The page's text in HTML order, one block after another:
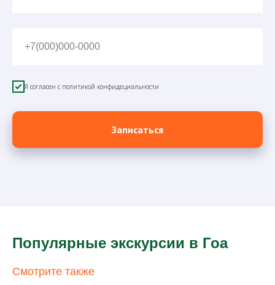
+7(000)000-0000
Я согласен с политикой конфидециальности
Записаться
Популярные экскурсии в Гоа
Смотрите также